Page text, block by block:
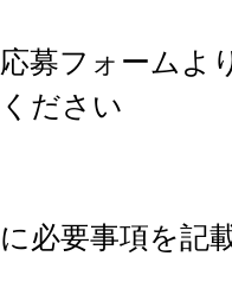
千葉モ
応募フォームよ
ください
③FAX
ちらし
に必要事項を記
※応募人